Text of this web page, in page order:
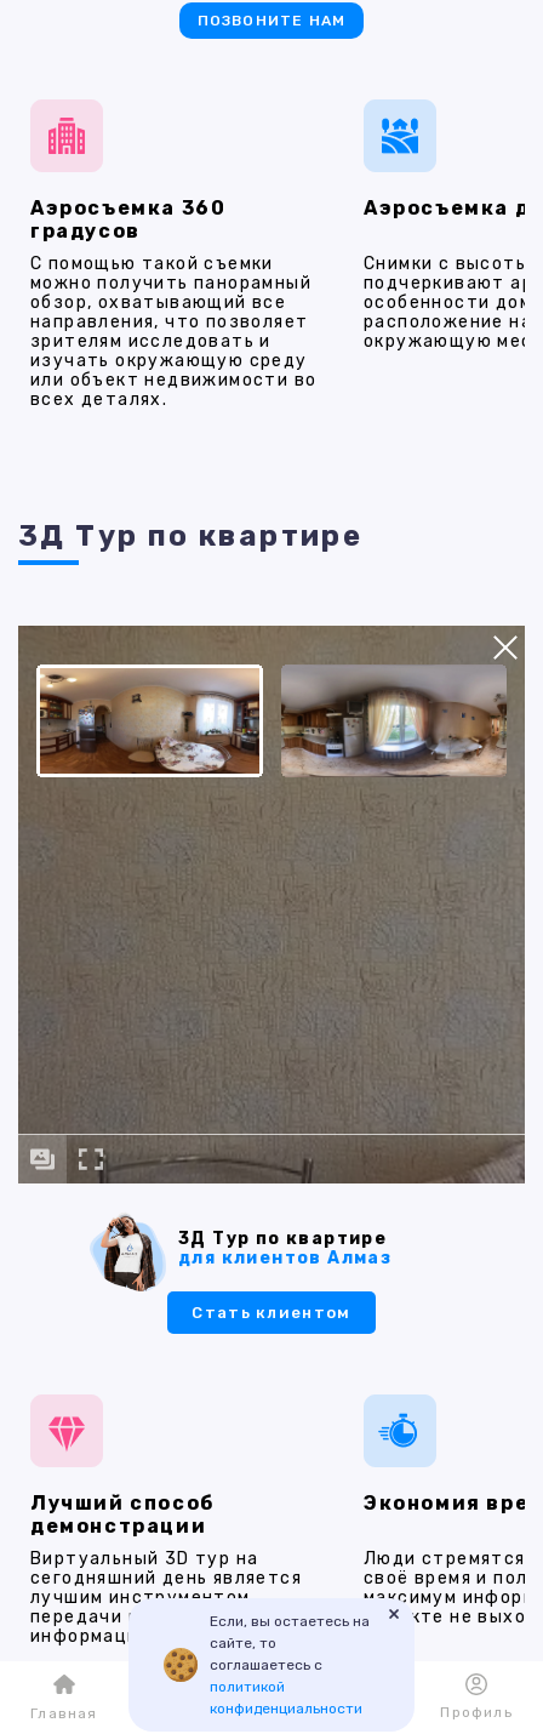
Аэросъемка 360
градусов
С помощью такой съемки
можно получить панорамный
обзор, охватывающий все
направления, что позволяет
зрителям исследовать и
изучать окружающую среду
или объект недвижимости во
всех деталях.
Аэросъемка
Снимки с высоты
подчеркивают
особенности
расположение на
окружающую
ПОЗВОНИТЕ НАМ
3Д Тур по квартире
3Д Тур по квартире
для клиентов Алмаз
Стать клиентом
Лучший способ
демонстрации
Виртуальный 3D тур на
сегодняшний день является
лучшим инструментом
передачи визуальной
информации о пространстве
Экономия
Люди стремятся
своё время и
максимум
объекте не
Главная Каталог Избранное Профиль
Если, вы остаетесь на
сайте, то
соглашаетесь с
политикой
конфиденциальности
×